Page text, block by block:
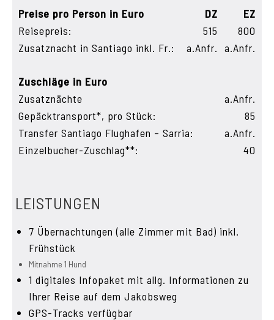
Preise pro Person in Euro DZ
EZ
Reisepreis:
515
800
Zusatznacht in Santiago inkl. Fr.:
a.Anfr. a.Anfr.
Zuschläge in Euro
Zusatznächte
a.Anfr.
Gepäcktransport*, pro Stück:
85
Transfer Santiago Flughafen – Sarria:
a.Anfr.
Einzelbucher-Zuschlag**:
40
LEISTUNGEN
7 Übernachtungen (alle Zimmer mit Bad) inkl.
Frühstück
Mitnahme 1 Hund
1 digitales Infopaket mit allg. Informationen zu
Ihrer Reise auf dem Jakobsweg
GPS-Tracks verfügbar